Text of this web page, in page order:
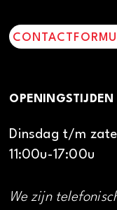
OPENINGSTIJDEN
Dinsdag t/m
11:00u-17:00u
We zijn